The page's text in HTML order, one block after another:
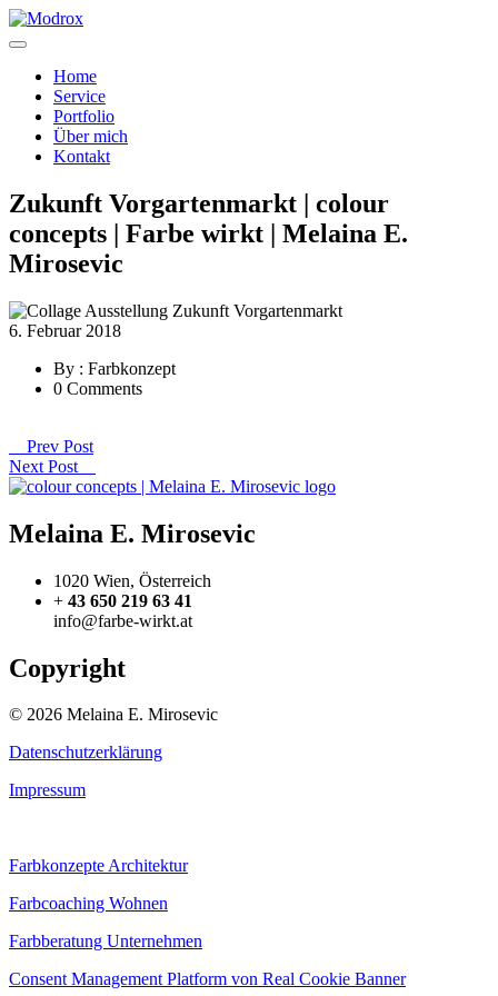
Home
Service
Portfolio
Über mich
Kontakt
Zukunft Vorgartenmarkt | colour
concepts | Farbe wirkt | Melaina E.
Mirosevic
6. Februar 2018
By : Farbkonzept
0 Comments
Prev Post
Next Post
Melaina E. Mirosevic
1020 Wien, Österreich
+ 43 650 219 63 41
info@farbe-wirkt.at
Copyright
© 2026 Melaina E. Mirosevic
Datenschutzerklärung
Impressum
Farbkonzepte Architektur
Farbcoaching Wohnen
Farbberatung Unternehmen
Consent Management Platform von Real Cookie Banner